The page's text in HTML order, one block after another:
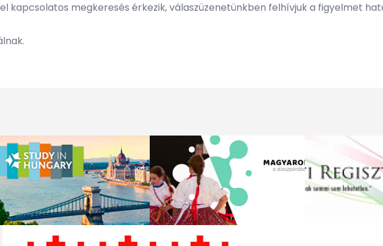
kapcsolatos megkeresés érkezik, válaszüzenetünkben felhívjuk a figyelmet